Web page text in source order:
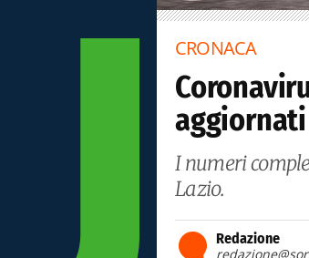
CRONACA
aggiornati
I numeri
Lazio.
Redazione